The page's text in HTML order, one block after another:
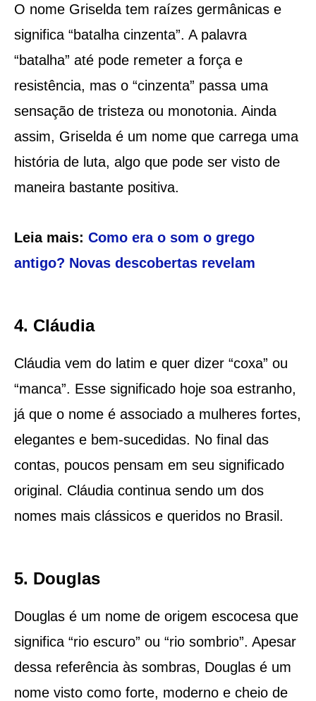
O nome Griselda tem raízes germânicas e
significa “batalha cinzenta”. A palavra
“batalha” até pode remeter a força e
resistência, mas o “cinzenta” passa uma
sensação de tristeza ou monotonia. Ainda
assim, Griselda é um nome que carrega uma
história de luta, algo que pode ser visto de
maneira bastante positiva.
Leia mais: Como era o som o grego
antigo? Novas descobertas revelam
4. Cláudia
Cláudia vem do latim e quer dizer “coxa” ou
“manca”. Esse significado hoje soa estranho,
já que o nome é associado a mulheres fortes,
elegantes e bem-sucedidas. No final das
contas, poucos pensam em seu significado
original. Cláudia continua sendo um dos
nomes mais clássicos e queridos no Brasil.
5. Douglas
Douglas é um nome de origem escocesa que
significa “rio escuro” ou “rio sombrio”. Apesar
dessa referência às sombras, Douglas é um
nome visto como forte, moderno e cheio de